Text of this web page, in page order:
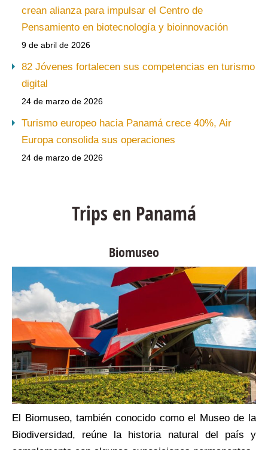
crean alianza para impulsar el Centro de
Pensamiento en biotecnología y bioinnovación
9 de abril de 2026
82 Jóvenes fortalecen sus competencias en turismo
digital
24 de marzo de 2026
Turismo europeo hacia Panamá crece 40%, Air
Europa consolida sus operaciones
24 de marzo de 2026
Trips en Panamá
Biomuseo
El Biomuseo, también conocido como el Museo de la
Biodiversidad, reúne la historia natural del país y